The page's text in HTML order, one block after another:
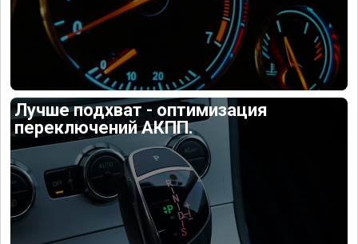
Лучше подхват - оптимизация
переключений АКПП.